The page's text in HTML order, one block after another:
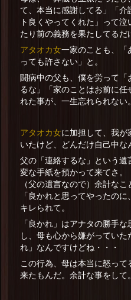
て、本当に感謝してる」「
ト良くやってくれた」って
たり前の義務を果たしてるだ
アタオカ女一家のことも、「
っても許さない」と。
闘病中の父も、僕を労って
るな」「家のことはお前に任
れた事が、一生忘れられない。
アタオカ女に加担して、我が
いたけど、どんだけ自己中な
父の「連絡するな」という
変な手紙を預かって来てさ。
（父の遺言なので）余計な
「良かれと思ってやったの
キレられて。
「良かれ」はアナタの勝手
し、母も心から嫌がってい
れ」なんですけどね・・・
この行為、母は本当に怒っ
来たもんだ。余計な事をして